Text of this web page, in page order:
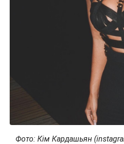
Фото: Кім Кардашьян